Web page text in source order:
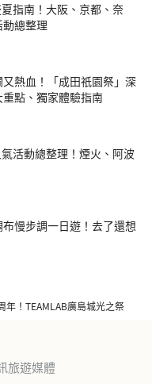
年！TEAMLAB廣島城光之祭
指南！大阪、京都、奈
總整理
又熱血！「成田祇園祭」深
點、獨家體驗指南
活動總整理！煙火、阿波
布慢步調一日遊！去了還想
旅遊媒體